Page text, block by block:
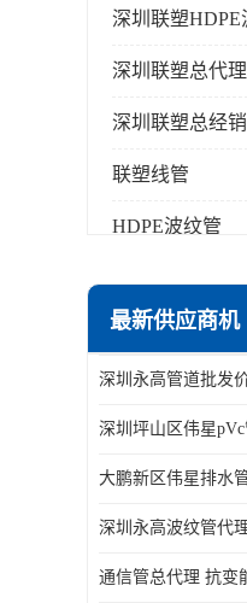
深圳联塑总代理
深圳联塑总经销
联塑线管
HDPE波纹管
最新供应商机